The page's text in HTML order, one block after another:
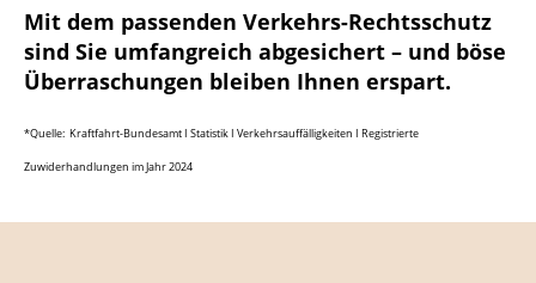
Mit dem passenden Verkehrs-Rechtsschutz
sind Sie umfangreich abgesichert – und böse
Überraschungen bleiben Ihnen erspart.
*Quelle: Kraftfahrt-Bundesamt I Statistik I Verkehrsauffälligkeiten I Registrierte
Zuwiderhandlungen im Jahr 2024